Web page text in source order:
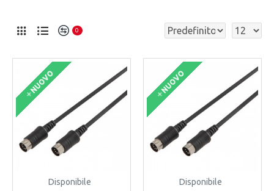
0
NUOVO
Disponibile
NUOVO
Disponibile